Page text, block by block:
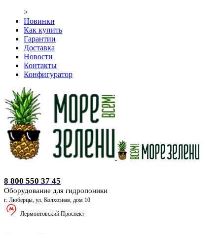
>
Новинки
Как купить
Гарантии
Доставка
Новости
Контакты
Конфигуратор
8 800 550 37 45
Оборудование для гидропоники
г. Люберцы, ул. Колхозная, дом 10
Лермонтовский Проспект